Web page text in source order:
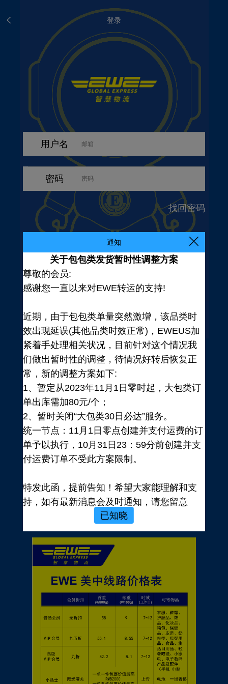
登录
用户名
密码
找回密码
登录
注册新手有礼
价格表
通知
关于包包类发货暂时性调整方案
尊敬的会员:
感谢您一直以来对EWE转运的支持!
近期，由于包包类单量突然激增，该品类时
效出现延误(其他品类时效正常)，EWEUS加
紧着手处理相关状况，目前针对这个情况我
们做出暂时性的调整，待情况好转后恢复正
常，新的调整方案如下:
1、暂定从2023年11月1日零时起，大包类订
单出库需加80元/个；
2、暂时关闭“大包类30日必达”服务。
统一节点：11月1日零点创建并支付运费的订
单予以执行，10月31日23：59分前创建并支
付运费订单不受此方案限制。
特发此函，提前告知！希望大家能理解和支
持，如有最新消息会及时通知，请您留意
EWE转运官网公告，再次感谢您的配合与支
持！
EWE US EXPRESS INC.
2023年10月19日
已知晓